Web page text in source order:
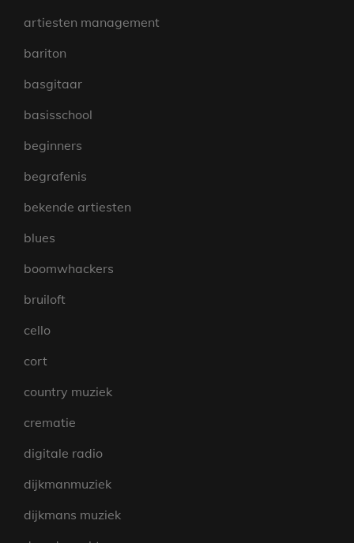
artiesten management
bariton
basgitaar
basisschool
beginners
begrafenis
bekende artiesten
blues
boomwhackers
bruiloft
cello
cort
country muziek
crematie
digitale radio
dijkmanmuziek
dijkmans muziek